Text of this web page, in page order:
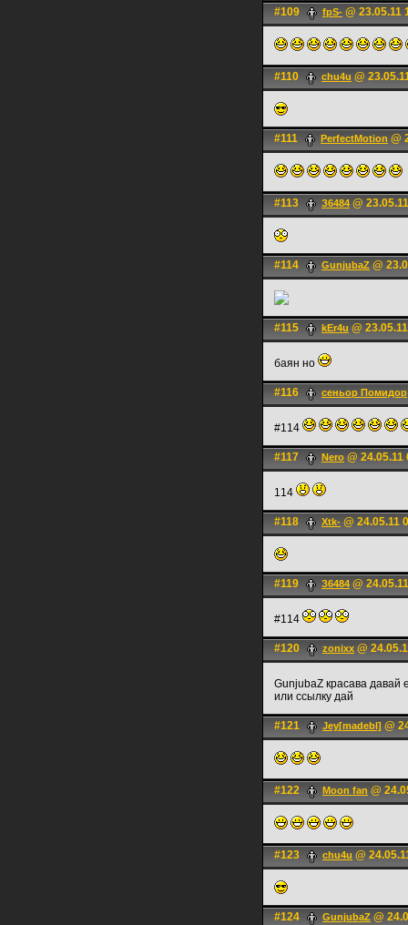
#109 fpS- @ 23.05.11
#110 chu4u @
#111 PerfectMotion @
#113 З6484 @
#114 GunjubaZ @
#115 kEr4u @
баян но
#116 сеньoр Помидор
#114
#117 Nero @ 24.05.11
114
#118 Xtk- @ 24.05.11
#119 З6484 @
#114
#120 zonixx @
GunjubaZ красава давай
или ссылку дай
#121 Jey[madebl] @
#122 Moon fan @
#123 chu4u @
#124 GunjubaZ @